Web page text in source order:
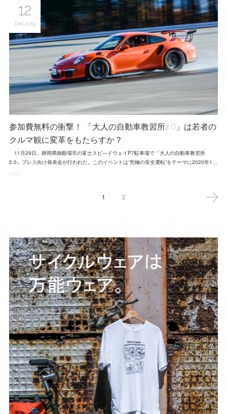
参加費無料の衝撃！ 「大人の自動車教習所2.0」は若者の
クルマ観に変革をもたらすか？
11月29日、静岡県御殿場市の富士スピ―ドウェイP7駐車場で「大人の自動車教習所
2.0」プレス向け発表会が行われた。このイベントは“究極の安全運転”をテーマに2020年1…
12
Dec 2019
CAR
1 2